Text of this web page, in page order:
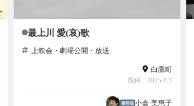
最上川 愛(哀)歌
上映会・劇場公開・放送
白鷹町
投稿：2025.8.3
小倉 美惠子